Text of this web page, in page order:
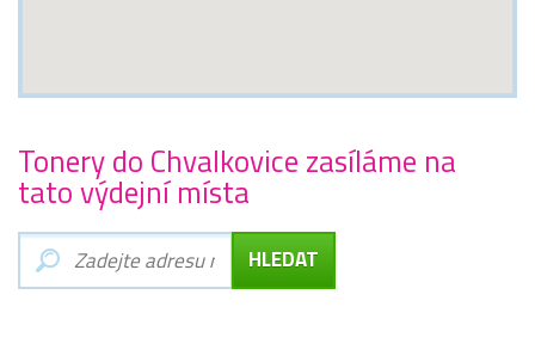
Tonery do Chvalkovice zasíláme na
tato výdejní místa